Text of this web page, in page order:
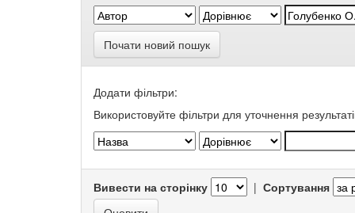
Почати новий пошук
Додати фільтри:
Використовуйте фільтри для уточнення
Вивести на сторінку | Сортування